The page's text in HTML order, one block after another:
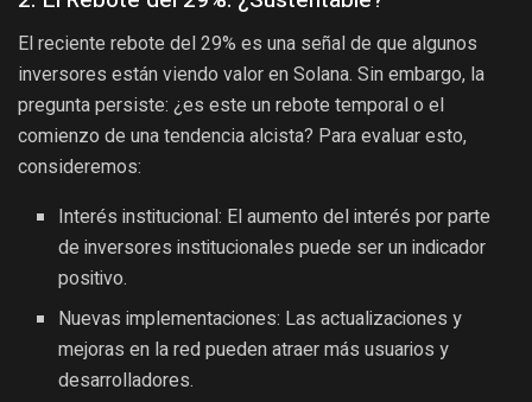
El reciente rebote del 29% es una señal de que algunos
inversores están viendo valor en Solana. Sin embargo, la
pregunta persiste: ¿es este un rebote temporal o el
comienzo de una tendencia alcista? Para evaluar esto,
consideremos:
Interés institucional: El aumento del interés por parte
de inversores institucionales puede ser un indicador
positivo.
Nuevas implementaciones: Las actualizaciones y
mejoras en la red pueden atraer más usuarios y
desarrolladores.